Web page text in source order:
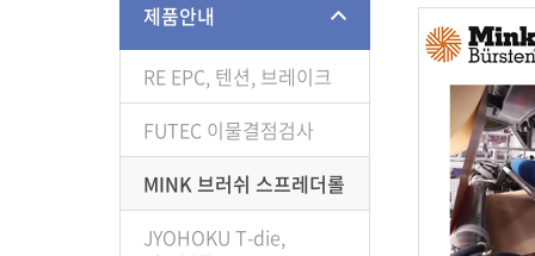
제품안내
RE EPC, 텐션, 브레이크
FUTEC 이물결점검사
MINK 브러쉬 스프레더롤
JYOHOKU T-die,